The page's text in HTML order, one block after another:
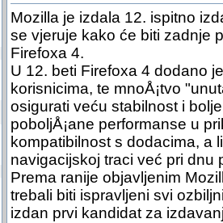
Mozilla je izdala 12. ispitno
se vjeruje kako će biti zadnje
Firefoxa 4.
U 12. beti Firefoxa 4 dodano
korisnicima, te mnoÅ¡tvo
osigurati veću stabilnost i
poboljÅ¡ane performanse u
kompatibilnost s dodacima, a
navigacijskoj traci već pri dnu
Prema ranije objavljenim
trebali biti ispravljeni svi
izdan prvi kandidat za